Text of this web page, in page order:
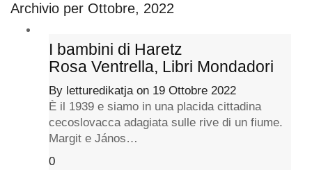
Archivio per Ottobre, 2022
I bambini di Haretz
Rosa Ventrella, Libri Mondadori
By letturedikatjaon 19 Ottobre 2022
È il 1939 e siamo in una placida cittadina
cecoslovacca adagiata sulle rive di un fiume.
Margit e János…
0